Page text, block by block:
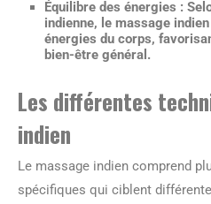
Équilibre des énergies :
indienne, le massage
énergies du corps,
bien-être général.
Les différentes
indien
Le massage indien comprend
spécifiques qui ciblent